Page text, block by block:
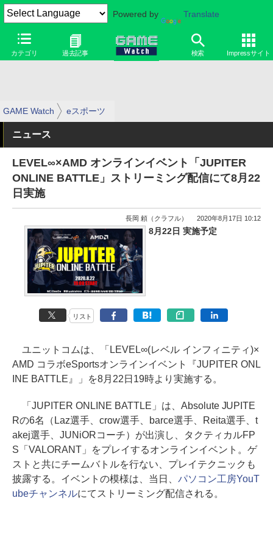
Powered by Translate
カテゴリ 過去記事 検索 Impressサイト
GAME Watch eスポーツ
ニュース
LEVEL∞×AMD オンラインイベント「JUPITER
ONLINE BATTLE」ストリーミング配信にて8月22
日実施
長岡 頼（クラフル） 2020年8月17日 10:12
8月22日 実施予定
リスト
ユニットコムは、「LEVEL∞(レベル インフィニティ)×
AMD コラボeSportsオンラインイベント『JUPITER ONL
INE BATTLE』」を8月22日19時より実施する。
「JUPITER ONLINE BATTLE」は、Absolute JUPITE
Rの6名（Laz選手、crow選手、barce選手、Reita選手、t
akej選手、JUNiORコーチ）が出演し、タクティカルFP
S「VALORANT」をプレイするオンラインイベント。ゲ
ストと共にチームバトルを行ない、プレイテクニックも
披露する。イベントの模様は、当日、 パソコン工房YouT
ubeチャンネルにてストリーミング配信される。